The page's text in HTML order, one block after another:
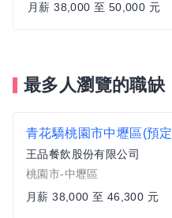
月薪 38,000 至 50,000 元
最多人瀏覽的職缺
青花驕桃園市中壢區(預
王品餐飲股份有限公司
桃園市-中壢區
月薪 38,000 至 46,300 元